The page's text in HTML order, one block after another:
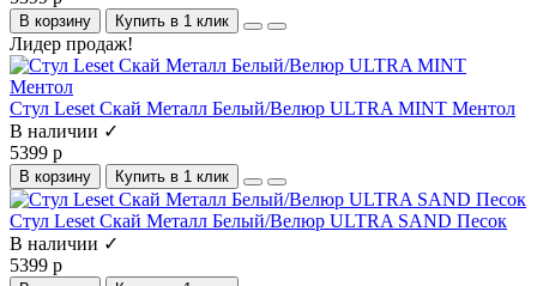
В корзину Купить в 1 клик
Лидер продаж!
Стул Leset Скай Металл Белый/Велюр ULTRA MINT Ментол
В наличии ✓
5399 р
В корзину Купить в 1 клик
Стул Leset Скай Металл Белый/Велюр ULTRA SAND Песок
В наличии ✓
5399 р